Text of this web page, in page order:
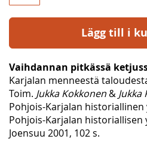
Lägg till i
Vaihdannan pitkässä
Karjalan menneestä
Toim. Jukka Kokkonen & Jukka
Pohjois-Karjalan historiallinen
Pohjois-Karjalan historiallisen
Joensuu 2001, 102 s.